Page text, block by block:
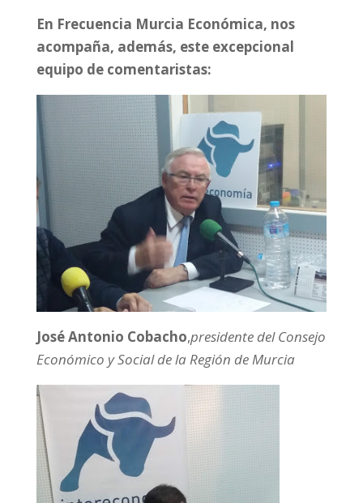
En Frecuencia Murcia Económica, nos
acompaña, además, este excepcional
equipo de comentaristas:
José Antonio Cobacho,presidente del Consejo
Económico y Social de la Región de Murcia